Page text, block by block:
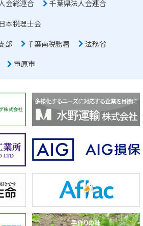
会総連合
千葉県法人会連合
日本税理士会
部
千葉南税務署
法務省
市原市